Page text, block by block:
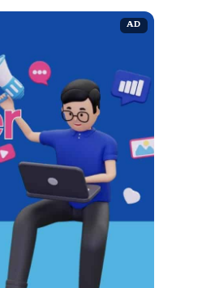
AD